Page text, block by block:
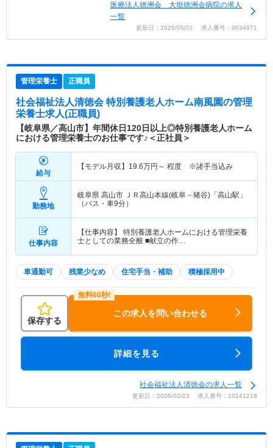
医療法人徳洲会 大垣徳洲会病院の求人
一覧
更新日：2026/05/01 求人番号：9034971
管理栄養士 正職員
社会福祉法人清徳会 特別養護老人ホーム南風園の管理
栄養士求人(正職員)
【岐阜県／高山市】年間休日120日以上◎特別養護老人ホーム
における管理栄養士のお仕事です♪＜正社員＞
給与
【モデル月収】 19.6万円～ 程度 ※諸手当込み
勤務地
岐阜県 高山市 ＪＲ高山本線(岐阜－猪谷)「高山駅」
（バス・車9分）
仕事内容
【仕事内容】 特別養護老人ホームにおける管理栄養
士としての業務全般 ■献立の作…
車通勤可 残業少なめ 住宅手当・補助 積極採用中
保存する
この求人を問い合わせる
詳細を見る
社会福祉法人清徳会の求人一覧
更新日：2026/02/23 求人番号：10241218